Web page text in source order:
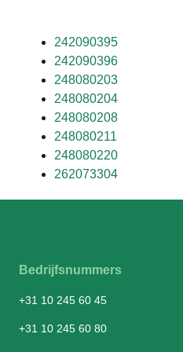
242090395
242090396
248080203
248080204
248080208
248080211
248080220
262073304
Bedrijfsnummers
+31 10 245 60 45
+31 10 245 60 80